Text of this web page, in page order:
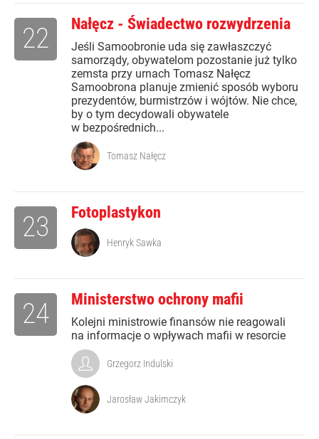
Nałęcz - Świadectwo rozwydrzenia
Jeśli Samoobronie uda się zawłaszczyć
samorządy, obywatelom pozostanie już tylko
zemsta przy urnach Tomasz Nałęcz
Samoobrona planuje zmienić sposób wyboru
prezydentów, burmistrzów i wójtów. Nie chce,
by o tym decydowali obywatele
w bezpośrednich...
22
Tomasz Nałęcz
Fotoplastykon
23 Henryk Sawka
Ministerstwo ochrony mafii
Kolejni ministrowie finansów nie reagowali
na informacje o wpływach mafii w resorcie
24
Grzegorz Indulski
Jarosław Jakimczyk